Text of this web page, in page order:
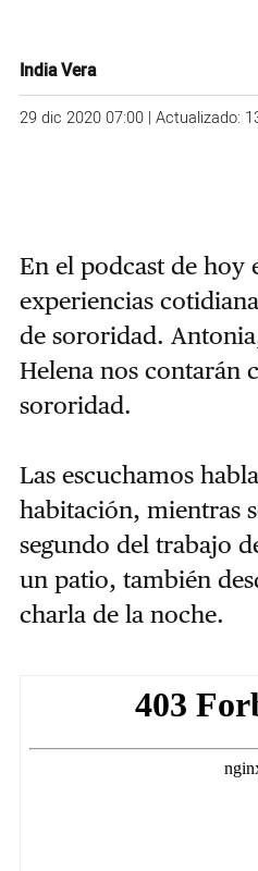
India Vera
29 dic 2020 07:00 | Actualizado:
En el podcast de hoy
experiencias
de sororidad.
Helena nos contarán
sororidad.
Las escuchamos
habitación, mientras
segundo del trabajo
un patio, también
charla de la noche.